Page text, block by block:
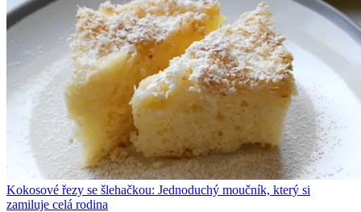
Kokosové řezy se šlehačkou: Jednoduchý moučník, který si
zamiluje celá rodina